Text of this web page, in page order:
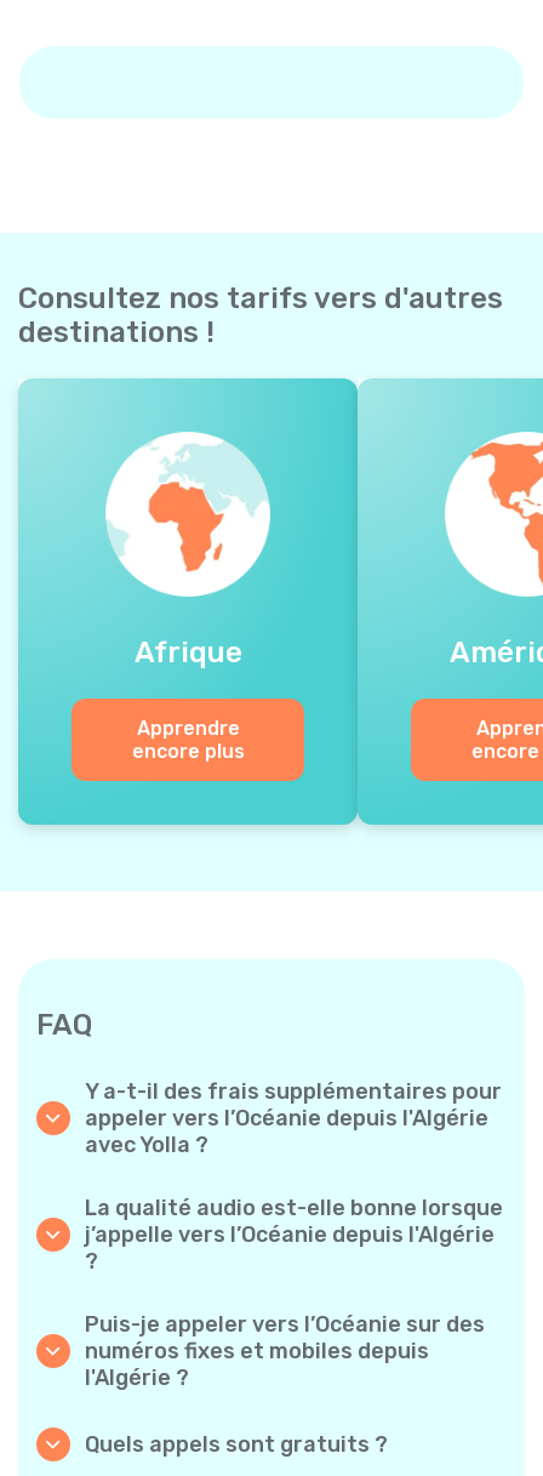
Consultez nos tarifs vers d'autres
destinations !
Afrique
Apprendre
encore plus
encore
FAQ
Y a-t-il des frais supplémentaires pour
appeler vers l’Océanie depuis l'Algérie
avec Yolla ?
à la minute – vous ne payez que pour le temps
de conversation. Aucun frais caché, aucun
abonnement mensuel obligatoire ni frais de
mise en service.
La qualité audio est-elle bonne lorsque
j’appelle vers l’Océanie depuis l'Algérie
?
supérieure pour tous les appels, ce qui donne
l’impression de parler à quelqu’un de votre
quartier, même s’il est à l’autre bout du
monde.
Puis-je appeler vers l’Océanie sur des
numéros fixes et mobiles depuis
l'Algérie ?
téléphones classiques – vous pouvez donc
Quels appels sont gratuits ?